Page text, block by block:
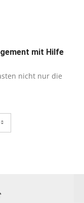
mit Hilfe
nicht nur die